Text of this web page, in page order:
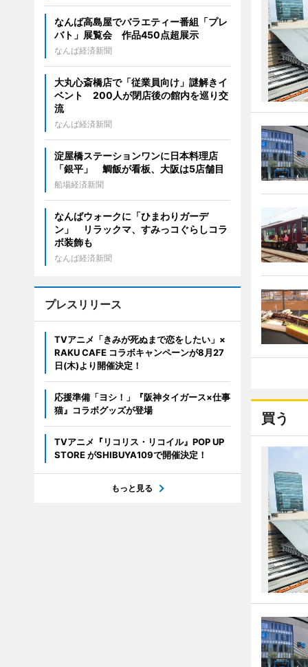
買う
なんば高島屋でバラエティー番組「プレ
バト」展覧会 作品450点超展示
なんば経済新聞
大丸心斎橋店で「従業員向け」謎解きイ
ベント 200人が閉店後の館内を巡り交
流
なんば経済新聞
淀屋橋ステーションワンに日本料理店
「銀平」 鯛飯が看板、大阪は5店舗目
船場経済新聞
なんばウォークに「ひまわりガーデ
ン」 リラックマ、すみっコぐらしコラ
ボ装飾も
なんば経済新聞
プレスリリース
TVアニメ「きみが死ぬまで恋をしたい」×
RAKU CAFE コラボキャンペーンが8月27
日(木)より開催決定！
応援準備「ヨシ！」『阪神タイガース×仕事
猫』コラボグッズが登場
TVアニメ『リコリス・リコイル』POP UP
STORE がSHIBUYA109で開催決定！
もっと見る